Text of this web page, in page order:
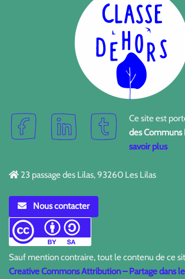
Ce site est
des Communs
savoir plus
23 passage des Lilas, 93260 Les Lilas
Nous contacter
Sauf mention contraire, tout le contenu de ce
Creative Commons Attribution – Partage dans